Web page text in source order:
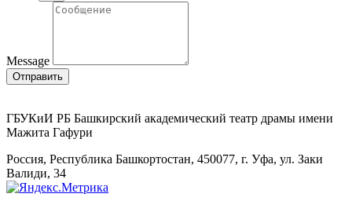
Message
Отправить
ГБУКиИ РБ Башкирский академический театр драмы имени
Мажита Гафури
Россия, Республика Башкортостан, 450077, г. Уфа, ул. Заки
Валиди, 34